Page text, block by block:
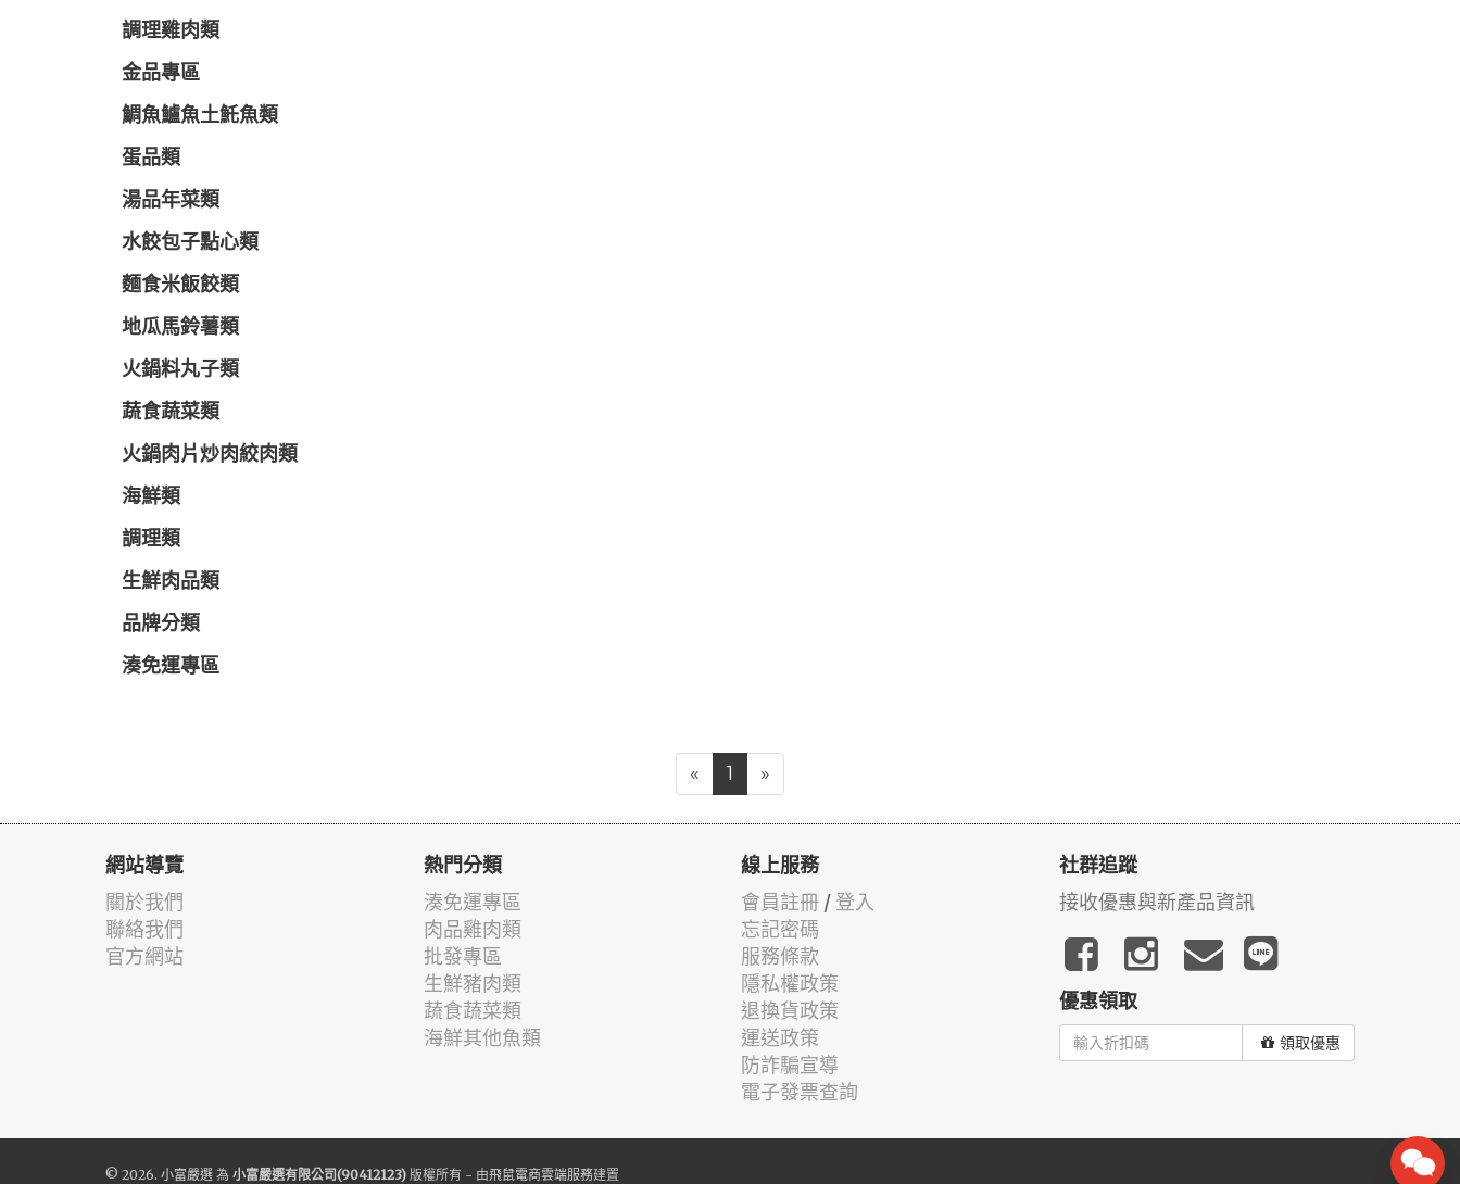
調理雞肉類
金品專區
鯛魚鱸魚土魠魚類
蛋品類
湯品年菜類
水餃包子點心類
麵食米飯餃類
地瓜馬鈴薯類
火鍋料丸子類
蔬食蔬菜類
火鍋肉片炒肉絞肉類
海鮮類
調理類
生鮮肉品類
品牌分類
湊免運專區
« 1 »
網站導覽
關於我們
聯絡我們
官方網站
熱門分類
湊免運專區
肉品雞肉類
批發專區
生鮮豬肉類
蔬食蔬菜類
海鮮其他魚類
線上服務
會員註冊 / 登入
忘記密碼
服務條款
隱私權政策
退換貨政策
運送政策
防詐騙宣導
電子發票查詢
社群追蹤
接收優惠與新產品資訊
優惠領取
領取優惠
© 2026. 小富嚴選 為 小富嚴選有限公司(90412123) 版權所有 - 由飛鼠電商雲端服務建置